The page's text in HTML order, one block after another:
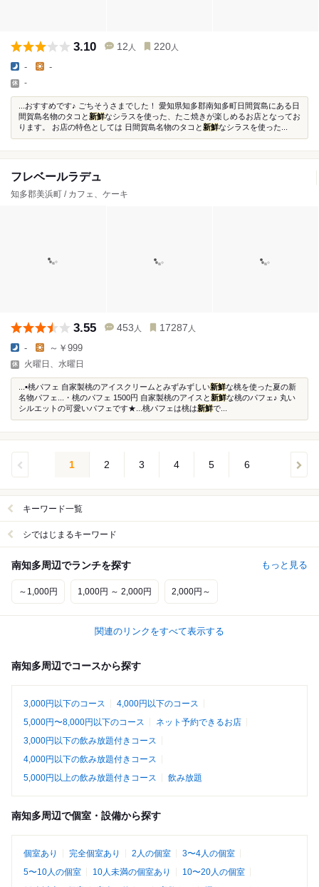
3.10 12 人 220 人
- -
-
...おすすめです♪ ごちそうさまでした！ 愛知県知多郡南知多町日間賀島にある日
間賀島名物のタコと新鮮なシラスを使った、たこ焼きが楽しめるお店となってお
ります。 お店の特色としては 日間賀島名物のタコと新鮮なシラスを使った...
フレベールラデュ
知多郡美浜町 / カフェ、ケーキ
3.55 453 人 17287 人
- ～￥999
火曜日、水曜日
...▪︎桃パフェ 自家製桃のアイスクリームとみずみずしい新鮮な桃を使った夏の新
名物パフェ...・桃のパフェ 1500円 自家製桃のアイスと新鮮な桃のパフェ♪ 丸い
シルエットの可愛いパフェです★...桃パフェは桃は新鮮で...
1 2 3 4 5 6
キーワード一覧
シではじまるキーワード
南知多周辺でランチを探す もっと見る
～1,000円 1,000円 ～ 2,000円 2,000円～
関連のリンクをすべて表示する
南知多周辺でコースから探す
3,000円以下のコース
4,000円以下のコース
5,000円〜8,000円以下のコース
ネット予約できるお店
3,000円以下の飲み放題付きコース
4,000円以下の飲み放題付きコース
5,000円以上の飲み放題付きコース
飲み放題
南知多周辺で個室・設備から探す
個室あり 完全個室あり 2人の個室
3〜4人の個室
5〜10人の個室
10人未満の個室あり
10〜20人の個室